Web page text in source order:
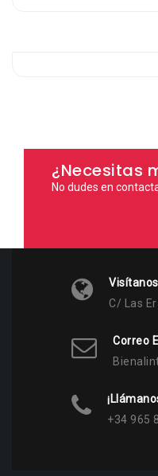
¿Necesitas
No dudes en
Visítanos
C/ Las
Correo
+34 965